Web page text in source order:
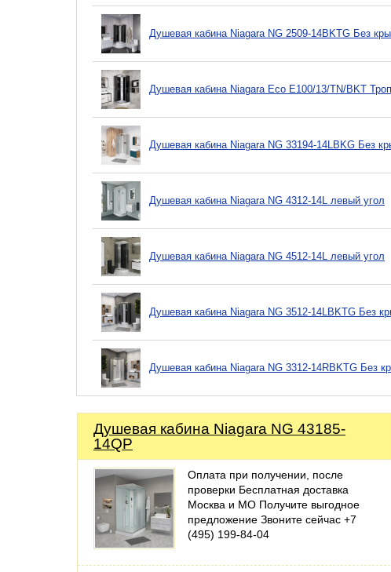
Душевая кабина Niagara NG 2509-14BKTG Без
Душевая кабина Niagara Eco E100/13/TN/BKT
Душевая кабина Niagara NG 33194-14LBKG Без
Душевая кабина Niagara NG 4312-14L левый угол
Душевая кабина Niagara NG 4512-14L левый угол
Душевая кабина Niagara NG 3512-14LBKTG Без
Душевая кабина Niagara NG 3312-14RBKTG Без
Душевая кабина Niagara NG 43185-
14QP
Оплата при получении, после
проверки Бесплатная доставка
Москва и МО Получите выгодное
предложение Звоните сейчас +7
(495) 199-84-04